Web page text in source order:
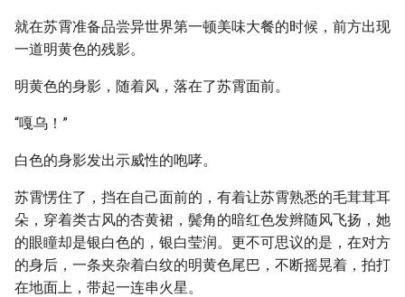
就在苏霄准备品尝异世界第一顿美味大餐的时候，前方出现
一道明黄色的残影。
明黄色的身影，随着风，落在了苏霄面前。
“嘎乌！”
白色的身影发出示威性的咆哮。
苏霄愣住了，挡在自己面前的，有着让苏霄熟悉的毛茸茸耳
朵，穿着类古风的杏黄裙，鬓角的暗红色发辫随风飞扬，她
的眼瞳却是银白色的，银白莹润。更不可思议的是，在对方
的身后，一条夹杂着白纹的明黄色尾巴，不断摇晃着，拍打
在地面上，带起一连串火星。